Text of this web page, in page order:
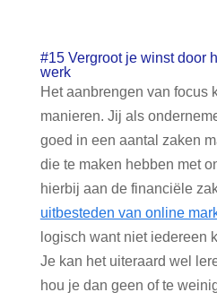
#15 Vergroot je winst door
werk
Het aanbrengen van focus
manieren. Jij als
goed in een aantal zaken
die te maken hebben met
hierbij aan de financiële
uitbesteden van online
logisch want niet iedereen
Je kan het uiteraard wel
hou je dan geen of te